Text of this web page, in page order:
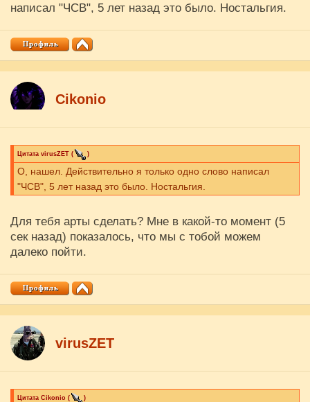
написал "ЧСВ", 5 лет назад это было. Ностальгия.
Cikоnio
Цитата virusZET ( )
О, нашел. Действительно я только одно слово написал
"ЧСВ", 5 лет назад это было. Ностальгия.
Для тебя арты сделать? Мне в какой-то момент (5
сек назад) показалось, что мы с тобой можем
далеко пойти.
virusZET
Цитата Cikоnio ( )